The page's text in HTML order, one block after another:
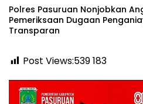
‎Polres Pasuruan Nonjobkan
Pemeriksaan Dugaan
Transparan
Post Views:539183